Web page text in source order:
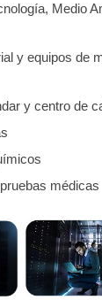
Medio
y equipos de
y centro de
médicas